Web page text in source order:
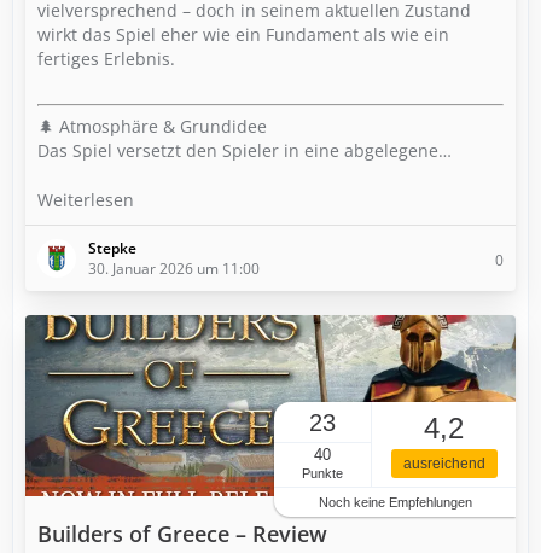
vielversprechend – doch in seinem aktuellen Zustand
wirkt das Spiel eher wie ein Fundament als wie ein
fertiges Erlebnis.
🌲 Atmosphäre & Grundidee
Das Spiel versetzt den Spieler in eine abgelegene…
Weiterlesen
Stepke
30. Januar 2026 um 11:00
0
23
40
Punkte
4,2
ausreichend
Noch keine Empfehlungen
Builders of Greece – Review